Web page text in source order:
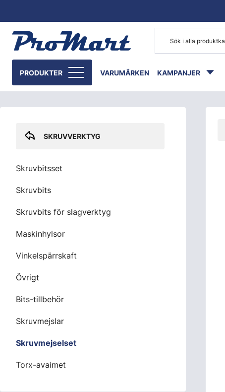
PRODUKTER VARUMÄRKEN KAMPANJER
SKRUVVERKTYG
Skruvbitsset
Skruvbits
Skruvbits för slagverktyg
Maskinhylsor
Vinkelspärrskaft
Övrigt
Bits-tillbehör
Skruvmejslar
Skruvmejselset
Torx-avaimet